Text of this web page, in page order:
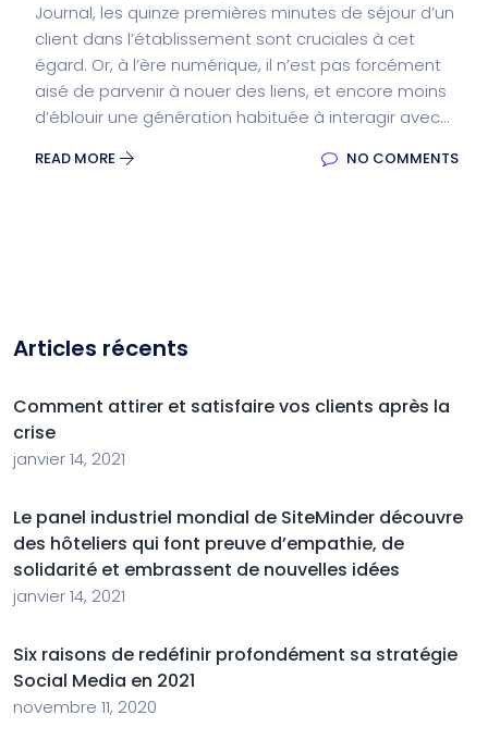
Journal, les quinze premières minutes de séjour d’un
client dans l’établissement sont cruciales à cet
égard. Or, à l’ère numérique, il n’est pas forcément
aisé de parvenir à nouer des liens, et encore moins
d’éblouir une génération habituée à interagir avec...
READ MORE NO COMMENTS
Articles récents
Comment attirer et satisfaire vos clients après la
crise
janvier 14, 2021
Le panel industriel mondial de SiteMinder découvre
des hôteliers qui font preuve d’empathie, de
solidarité et embrassent de nouvelles idées
janvier 14, 2021
Six raisons de redéfinir profondément sa stratégie
Social Media en 2021
novembre 11, 2020